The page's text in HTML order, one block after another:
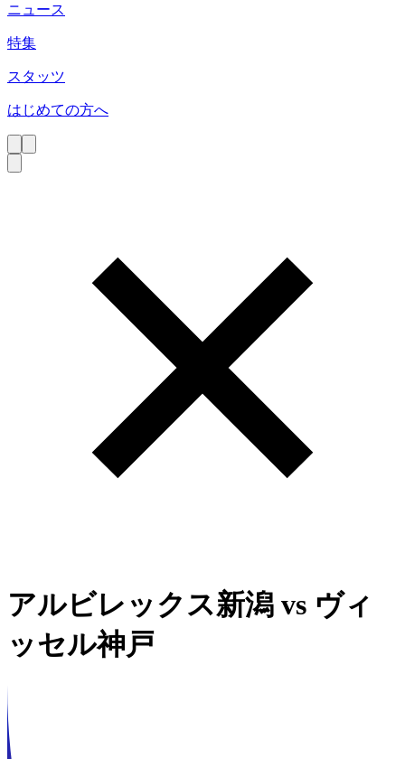
ニュース
特集
スタッツ
はじめての方へ
アルビレックス新潟 vs ヴィ
ッセル神戸